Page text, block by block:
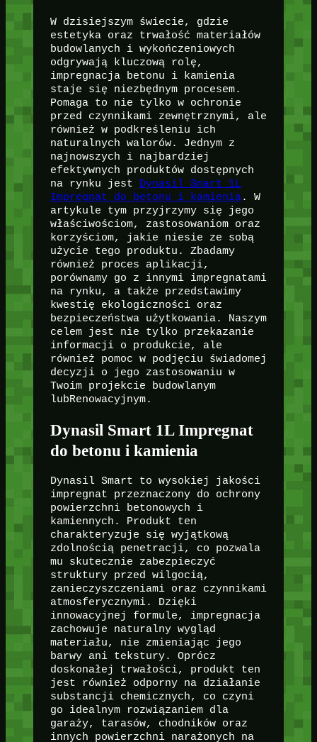
W dzisiejszym świecie, gdzie
estetyka oraz trwałość materiałów
budowlanych i wykończeniowych
odgrywają kluczową rolę,
impregnacja betonu i kamienia
staje się niezbędnym procesem.
Pomaga to nie tylko w ochronie
przed czynnikami zewnętrznymi, ale
również w podkreśleniu ich
naturalnych walorów. Jednym z
najnowszych i najbardziej
efektywnych produktów dostępnych
na rynku jest
Dynasil Smart 1L
Impregnat do betonu i kamienia. W
artykule tym przyjrzymy się jego
właściwościom, zastosowaniom oraz
korzyściom, jakie niesie ze sobą
użycie tego produktu. Zbadamy
również proces aplikacji,
porównamy go z innymi impregnatami
na rynku, a także przedstawimy
kwestię ekologiczności oraz
bezpieczeństwa użytkowania. Naszym
celem jest nie tylko przekazanie
informacji o produkcie, ale
również pomoc w podjęciu świadomej
decyzji o jego zastosowaniu w
Twoim projekcie budowlanym
lubRenowacyjnym.
Dynasil Smart 1L Impregnat
do betonu i kamienia
Dynasil Smart to wysokiej jakości
impregnat przeznaczony do ochrony
powierzchni betonowych i
kamiennych. Produkt ten
charakteryzuje się wyjątkową
zdolnością penetracji, co pozwala
mu skutecznie zabezpieczyć
struktury przed wilgocią,
zanieczyszczeniami oraz czynnikami
atmosferycznymi. Dzięki
innowacyjnej formule, impregnacja
zachowuje naturalny wygląd
materiału, nie zmieniając jego
barwy ani tekstury. Oprócz
doskonałej trwałości, produkt ten
jest również odporny na działanie
substancji chemicznych, co czyni
go idealnym rozwiązaniem dla
garaży, tarasów, chodników oraz
innych powierzchni narażonych na